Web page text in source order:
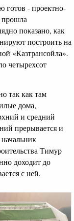
- проектно-
прошла
показано, как
построить на
«Казтрансойла».
четырехсот
так как там
дома,
и средний
прерывается и
Тимур
доходит до
с ней.